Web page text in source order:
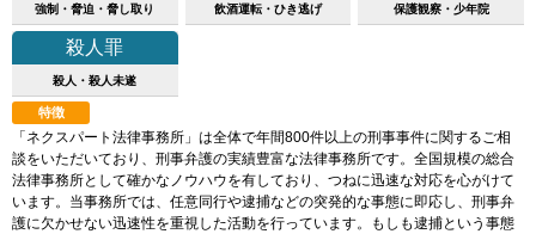
強制・脅迫・脅し取り 飲酒運転・ひき逃げ 保護観察・少年院
殺人罪
殺人・殺人未遂
特徴
「ネクスパート法律事務所」は全体で年間800件以上の刑事事件に関するご相
談をいただいており、刑事弁護の実績豊富な法律事務所です。全国規模の総合
法律事務所として確かなノウハウを有しており、つねに迅速な対応を心がけて
います。当事務所では、任意同行や逮捕などの突発的な事態に即応し、刑事弁
護に欠かせない迅速性を重視した活動を行っています。もしも逮捕という事態